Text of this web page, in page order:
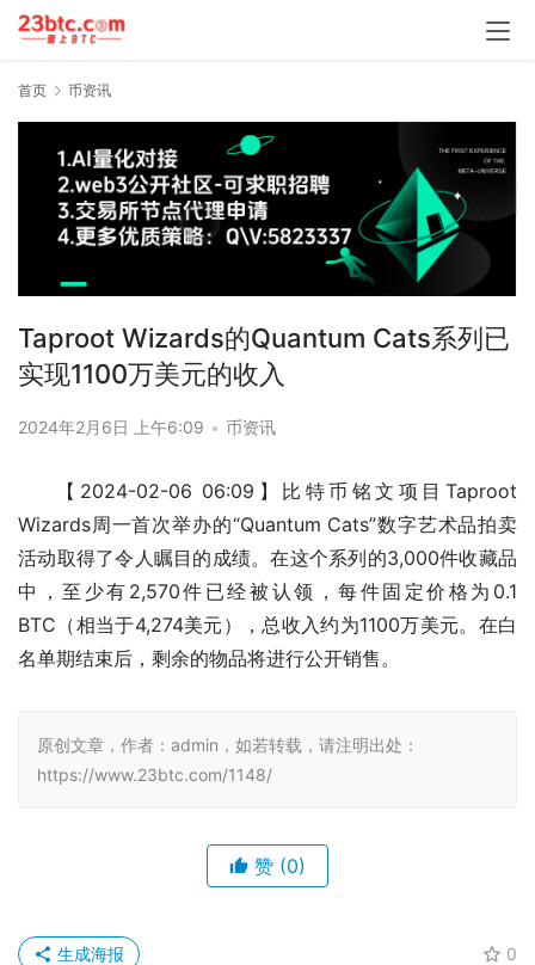
首页 币资讯
Taproot Wizards的Quantum Cats系列已
实现1100万美元的收入
2024年2月6日 上午6:09 • 币资讯
【2024-02-06 06:09】比特币铭文项目Taproot
Wizards周一首次举办的“Quantum Cats”数字艺术品拍卖
活动取得了令人瞩目的成绩。在这个系列的3,000件收藏品
中，至少有2,570件已经被认领，每件固定价格为0.1
BTC（相当于4,274美元），总收入约为1100万美元。在白
名单期结束后，剩余的物品将进行公开销售。
原创文章，作者：admin，如若转载，请注明出处：
https://www.23btc.com/1148/
赞 (0)
0
生成海报